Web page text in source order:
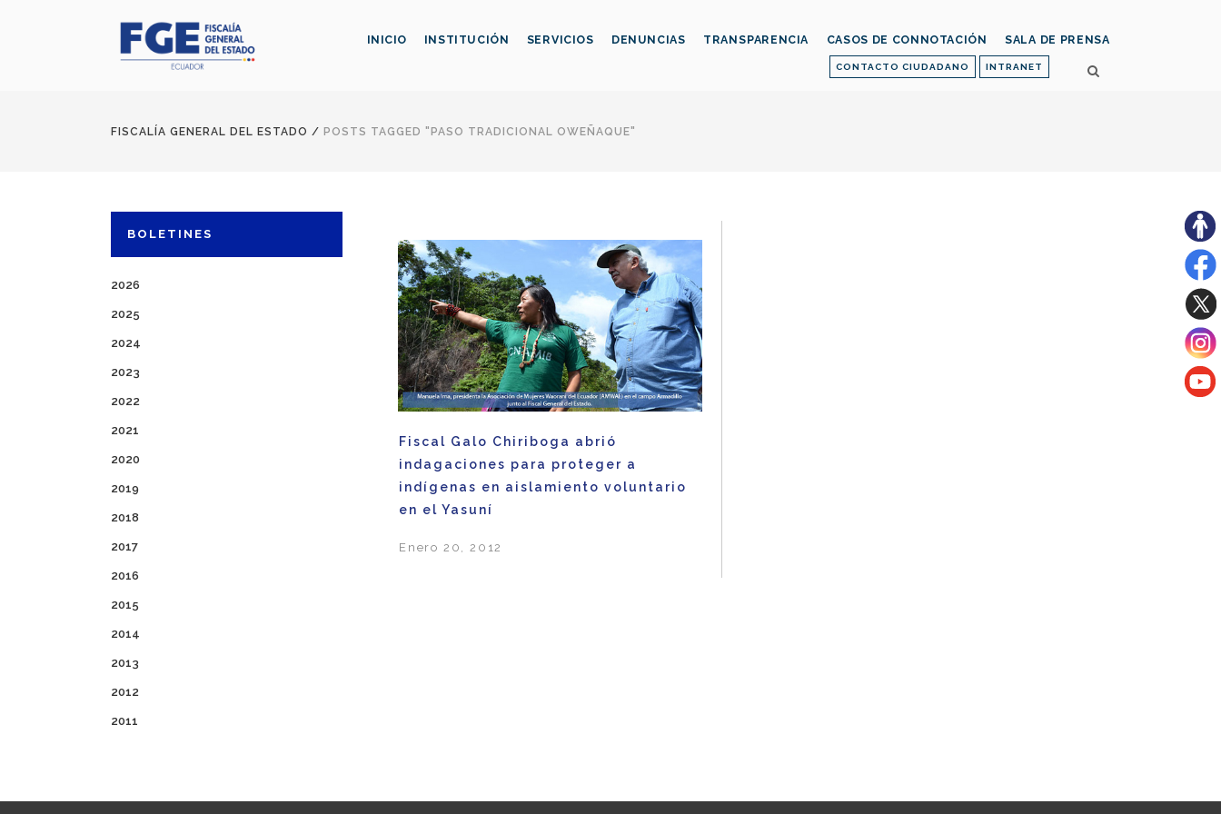
CONTACTO CIUDADANO INTRANET
INICIO INSTITUCIÓN SERVICIOS DENUNCIAS TRANSPARENCIA CASOS DE CONNOTACIÓN SALA DE PRENSA
FISCALÍA GENERAL DEL ESTADO / POSTS TAGGED "PASO TRADICIONAL OWEÑAQUE"
BOLETINES
2026
2025
2024
2023
2022
2021
2020
2019
2018
2017
2016
2015
2014
2013
2012
2011
Fiscal Galo Chiriboga abrió
indagaciones para proteger a
indígenas en aislamiento voluntario
en el Yasuní
Enero 20, 2012